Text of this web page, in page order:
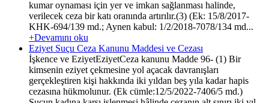
kumar oynaması için yer ve imkan sağlanması halinde,
verilecek ceza bir katı oranında artırılır.(3) (Ek: 15/8/2017-
KHK-694/139 md.; Aynen kabul: 1/2/2018-7078/134 md...
+Devamını oku
Eziyet Suçu Ceza Kanunu Maddesi ve Cezası
İşkence ve EziyetEziyetCeza kanunu Madde 96- (1) Bir
kimsenin eziyet çekmesine yol açacak davranışları
gerçekleştiren kişi hakkında iki yıldan beş yıla kadar hapis
cezasına hükmolunur. (Ek cümle:12/5/2022-7406/5 md.)